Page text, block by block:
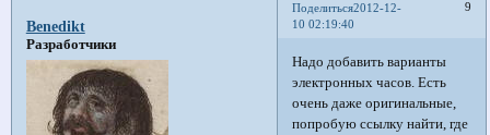
Поделиться 9
2012-12-
10 02:19:40
Benedikt
Разработчики
Надо добавить варианты
электронных часов. Есть
очень даже оригинальные,
попробую ссылку найти, где